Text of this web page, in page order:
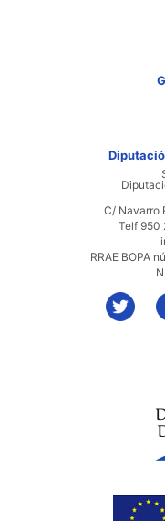
C/ Navarro
Telf 950
RRAE BOPA